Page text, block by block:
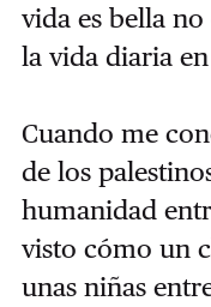
vida es bella
la vida diaria en
Cuando me
de los
humanidad
visto cómo un
unas niñas